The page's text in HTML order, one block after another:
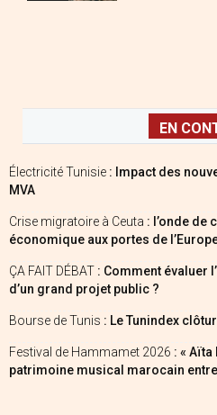
EN
Électricité Tunisie : Impact des
MVA
Crise migratoire à Ceuta : l’onde de
économique aux portes de
ÇA FAIT DÉBAT : Comment évaluer
d’un grand projet public ?
Bourse de Tunis : Le Tunindex
Festival de Hammamet 2026 : «
patrimoine musical marocain